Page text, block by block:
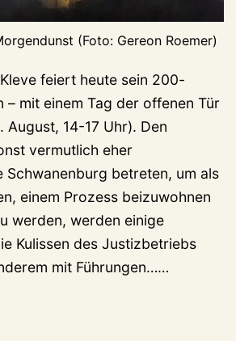
(Foto: Gereon Roemer)
feiert heute sein 200-
– mit einem Tag der offenen Tür
August, 14-17 Uhr). Den
vermutlich eher
betreten, um als
einem Prozess beizuwohnen
werden, werden einige
Kulissen des Justizbetriebs
mit Führungen……